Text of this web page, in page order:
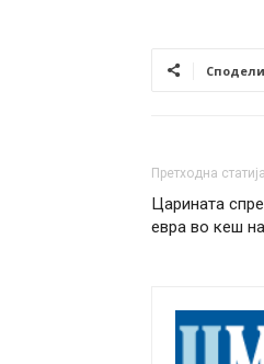
Сподели
Претходна статија
Царината
евра во кеш